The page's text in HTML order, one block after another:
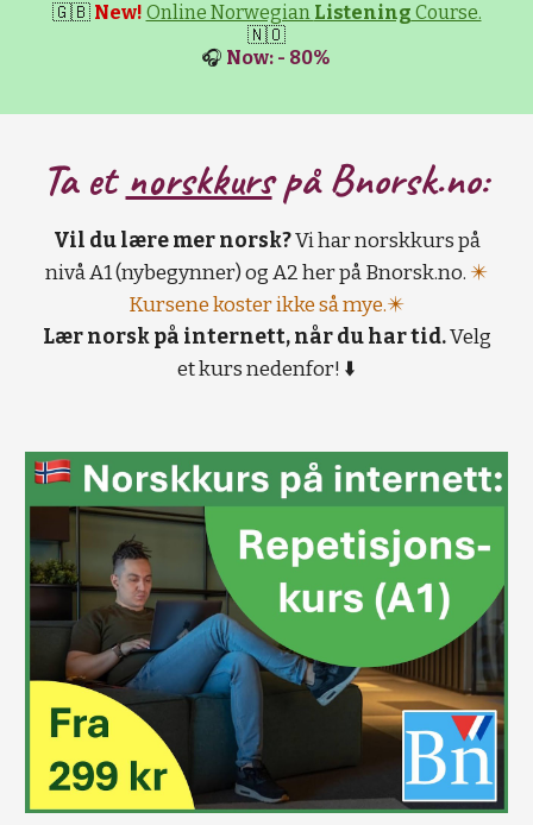
🇬🇧 New! Online Norwegian Listening Course.
🇳🇴
🎧 Now: - 80%
Ta et norskkurspå Bnorsk.no:
Vil du lære mer norsk?Vi har norskkurs på
nivå A1 (nybegynner) og A2 her på Bnorsk.no. ✴️
Kursene koster ikke så mye.✴️
Lær norsk på internett, når du har tid.Velg
et kurs nedenfor! ⬇️